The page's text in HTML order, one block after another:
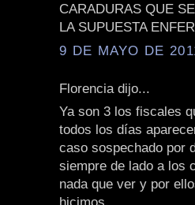
CARADURAS QUE
LA SUPUESTA
9 DE MAYO DE
Florencia dijo...
Ya son 3 los fiscales
todos los días
caso sospechado por
siempre de lado a los
nada que ver y por